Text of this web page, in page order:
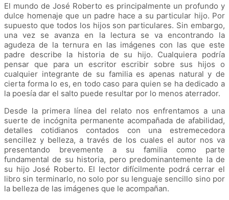
El mundo de José Roberto es principalmente un profundo y
dulce homenaje que un padre hace a su particular hijo. Por
supuesto que todos los hijos son particulares. Sin embargo,
una vez se avanza en la lectura se va encontrando la
agudeza de la ternura en las imágenes con las que este
padre describe la historia de su hijo. Cualquiera podría
pensar que para un escritor escribir sobre sus hijos o
cualquier integrante de su familia es apenas natural y de
cierta forma lo es, en todo caso para quien se ha dedicado a
la poesía dar el salto puede resultar por lo menos aterrador.
Desde la primera línea del relato nos enfrentamos a una
suerte de incógnita permanente acompañada de afabilidad,
detalles cotidianos contados con una estremecedora
sencillez y belleza, a través de los cuales el autor nos va
presentando brevemente a su familia como parte
fundamental de su historia, pero predominantemente la de
su hijo José Roberto. El lector difícilmente podrá cerrar el
libro sin terminarlo, no solo por su lenguaje sencillo sino por
la belleza de las imágenes que le acompañan.